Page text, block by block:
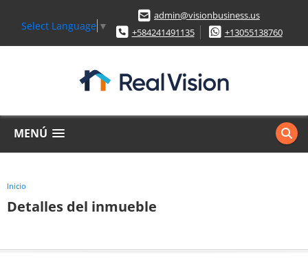
Select Language ▼
admin@visionbusiness.us
+584241491135
+13055138760
MENÚ
Inicio
Detalles del inmueble